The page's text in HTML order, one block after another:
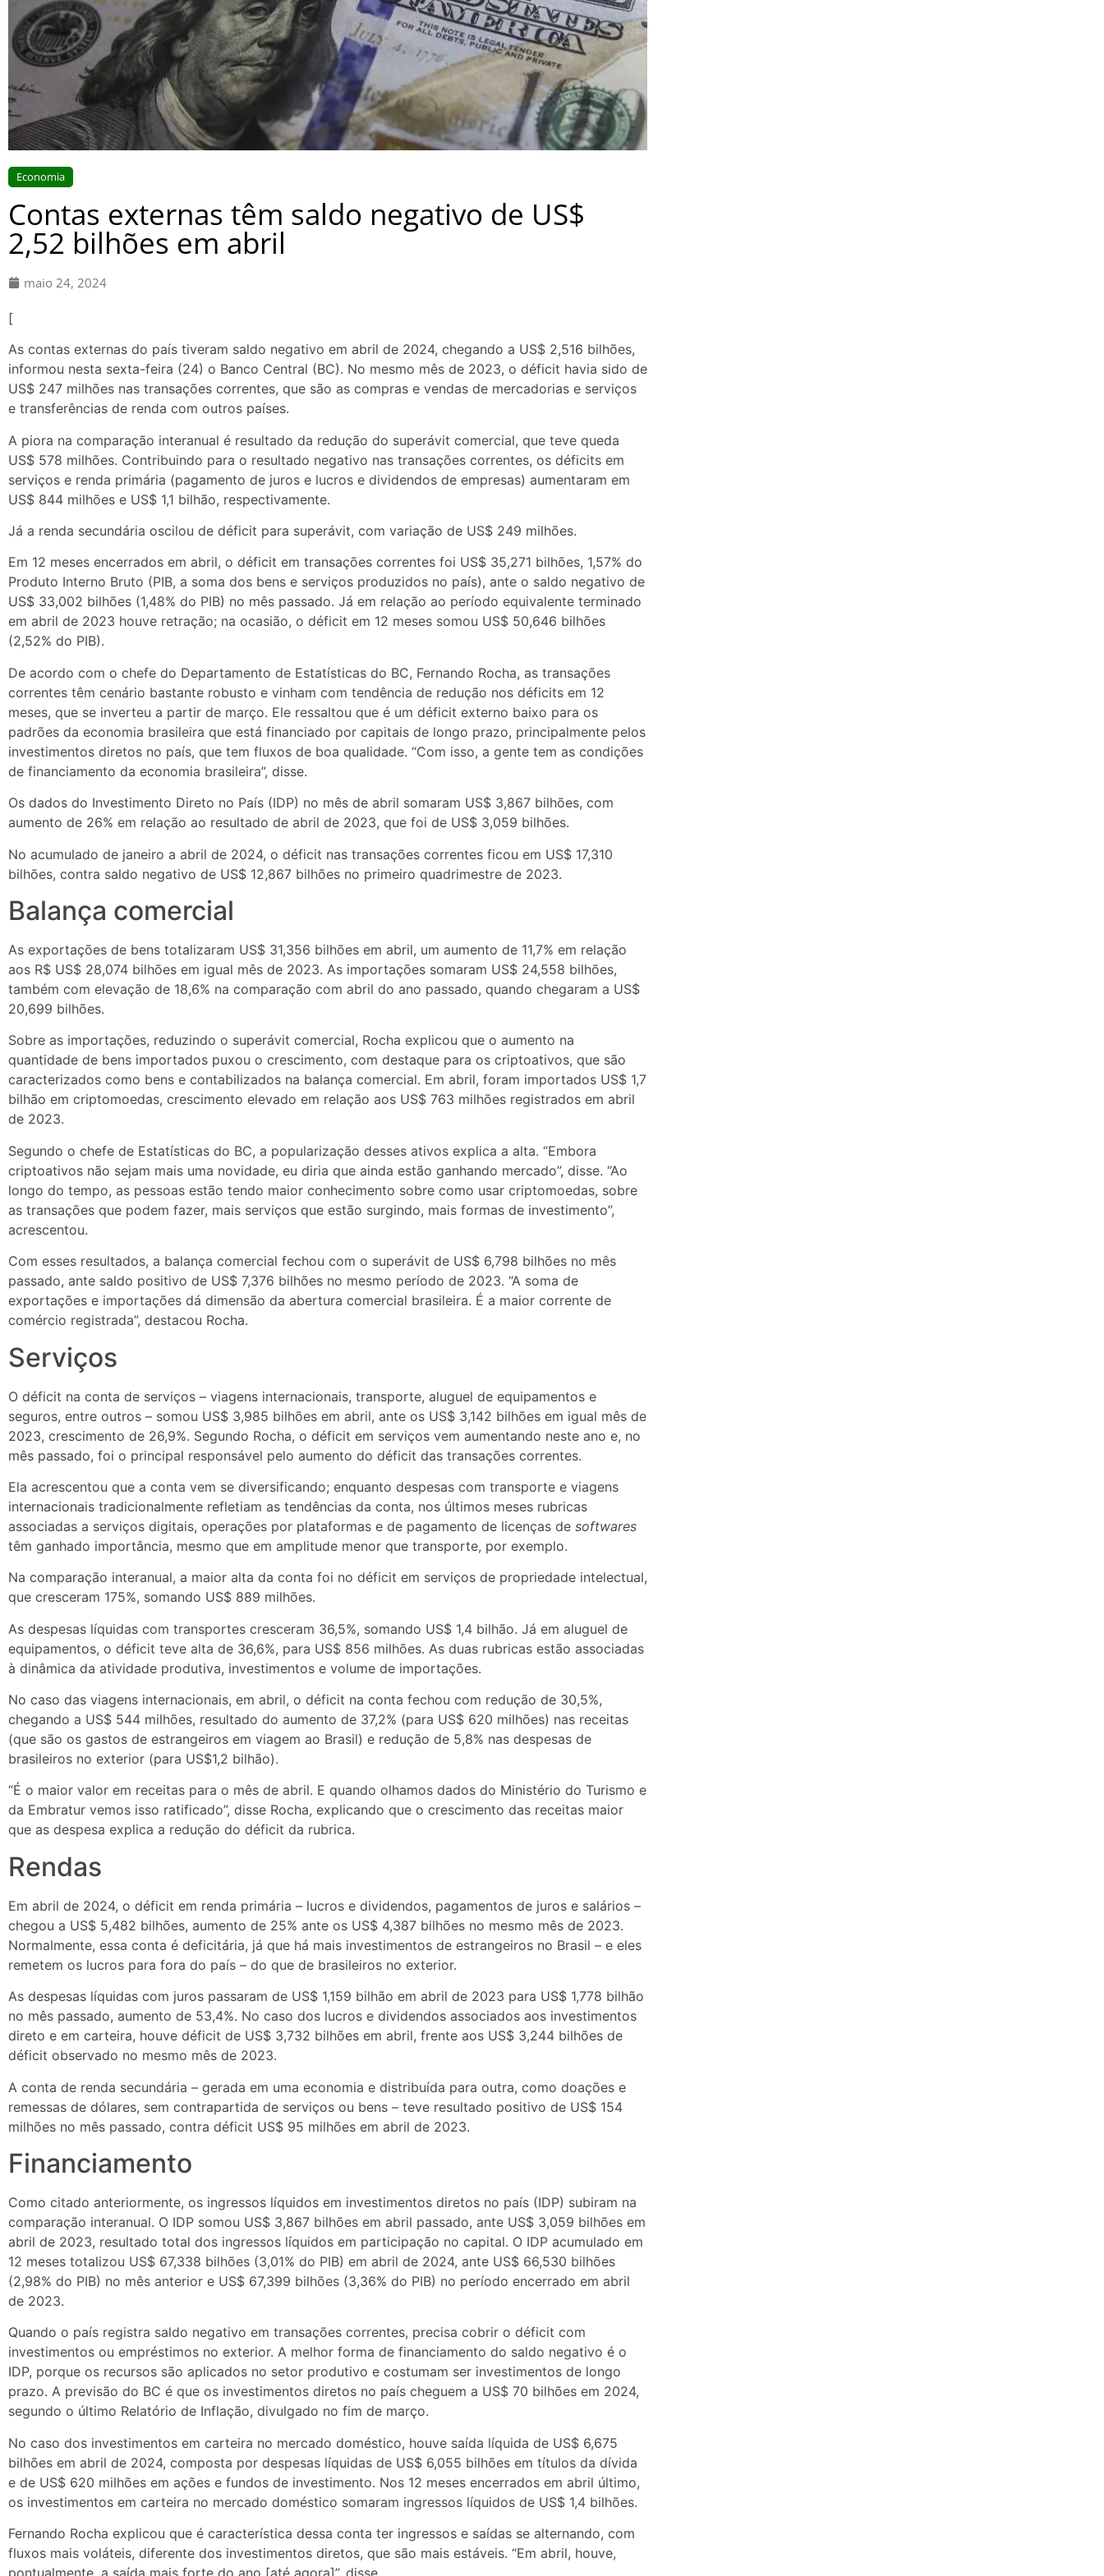
Economia
Contas externas têm saldo negativo de US$
2,52 bilhões em abril
maio 24, 2024
[
As contas externas do país tiveram saldo negativo em abril de 2024, chegando a US$ 2,516 bilhões,
informou nesta sexta-feira (24) o Banco Central (BC). No mesmo mês de 2023, o déficit havia sido de
US$ 247 milhões nas transações correntes, que são as compras e vendas de mercadorias e serviços
e transferências de renda com outros países.
A piora na comparação interanual é resultado da redução do superávit comercial, que teve queda
US$ 578 milhões. Contribuindo para o resultado negativo nas transações correntes, os déficits em
serviços e renda primária (pagamento de juros e lucros e dividendos de empresas) aumentaram em
US$ 844 milhões e US$ 1,1 bilhão, respectivamente.
Já a renda secundária oscilou de déficit para superávit, com variação de US$ 249 milhões.
Em 12 meses encerrados em abril, o déficit em transações correntes foi US$ 35,271 bilhões, 1,57% do
Produto Interno Bruto (PIB, a soma dos bens e serviços produzidos no país), ante o saldo negativo de
US$ 33,002 bilhões (1,48% do PIB) no mês passado. Já em relação ao período equivalente terminado
em abril de 2023 houve retração; na ocasião, o déficit em 12 meses somou US$ 50,646 bilhões
(2,52% do PIB).
De acordo com o chefe do Departamento de Estatísticas do BC, Fernando Rocha, as transações
correntes têm cenário bastante robusto e vinham com tendência de redução nos déficits em 12
meses, que se inverteu a partir de março. Ele ressaltou que é um déficit externo baixo para os
padrões da economia brasileira que está financiado por capitais de longo prazo, principalmente pelos
investimentos diretos no país, que tem fluxos de boa qualidade. “Com isso, a gente tem as condições
de financiamento da economia brasileira”, disse.
Os dados do Investimento Direto no País (IDP) no mês de abril somaram US$ 3,867 bilhões, com
aumento de 26% em relação ao resultado de abril de 2023, que foi de US$ 3,059 bilhões.
No acumulado de janeiro a abril de 2024, o déficit nas transações correntes ficou em US$ 17,310
bilhões, contra saldo negativo de US$ 12,867 bilhões no primeiro quadrimestre de 2023.
Balança comercial
As exportações de bens totalizaram US$ 31,356 bilhões em abril, um aumento de 11,7% em relação
aos R$ US$ 28,074 bilhões em igual mês de 2023. As importações somaram US$ 24,558 bilhões,
também com elevação de 18,6% na comparação com abril do ano passado, quando chegaram a US$
20,699 bilhões.
Sobre as importações, reduzindo o superávit comercial, Rocha explicou que o aumento na
quantidade de bens importados puxou o crescimento, com destaque para os criptoativos, que são
caracterizados como bens e contabilizados na balança comercial. Em abril, foram importados US$ 1,7
bilhão em criptomoedas, crescimento elevado em relação aos US$ 763 milhões registrados em abril
de 2023.
Segundo o chefe de Estatísticas do BC, a popularização desses ativos explica a alta. “Embora
criptoativos não sejam mais uma novidade, eu diria que ainda estão ganhando mercado”, disse. “Ao
longo do tempo, as pessoas estão tendo maior conhecimento sobre como usar criptomoedas, sobre
as transações que podem fazer, mais serviços que estão surgindo, mais formas de investimento”,
acrescentou.
Com esses resultados, a balança comercial fechou com o superávit de US$ 6,798 bilhões no mês
passado, ante saldo positivo de US$ 7,376 bilhões no mesmo período de 2023. “A soma de
exportações e importações dá dimensão da abertura comercial brasileira. É a maior corrente de
comércio registrada”, destacou Rocha.
Serviços
O déficit na conta de serviços – viagens internacionais, transporte, aluguel de equipamentos e
seguros, entre outros – somou US$ 3,985 bilhões em abril, ante os US$ 3,142 bilhões em igual mês de
2023, crescimento de 26,9%. Segundo Rocha, o déficit em serviços vem aumentando neste ano e, no
mês passado, foi o principal responsável pelo aumento do déficit das transações correntes.
Ela acrescentou que a conta vem se diversificando; enquanto despesas com transporte e viagens
internacionais tradicionalmente refletiam as tendências da conta, nos últimos meses rubricas
associadas a serviços digitais, operações por plataformas e de pagamento de licenças de softwares
têm ganhado importância, mesmo que em amplitude menor que transporte, por exemplo.
Na comparação interanual, a maior alta da conta foi no déficit em serviços de propriedade intelectual,
que cresceram 175%, somando US$ 889 milhões.
As despesas líquidas com transportes cresceram 36,5%, somando US$ 1,4 bilhão. Já em aluguel de
equipamentos, o déficit teve alta de 36,6%, para US$ 856 milhões. As duas rubricas estão associadas
à dinâmica da atividade produtiva, investimentos e volume de importações.
No caso das viagens internacionais, em abril, o déficit na conta fechou com redução de 30,5%,
chegando a US$ 544 milhões, resultado do aumento de 37,2% (para US$ 620 milhões) nas receitas
(que são os gastos de estrangeiros em viagem ao Brasil) e redução de 5,8% nas despesas de
brasileiros no exterior (para US$1,2 bilhão).
“É o maior valor em receitas para o mês de abril. E quando olhamos dados do Ministério do Turismo e
da Embratur vemos isso ratificado”, disse Rocha, explicando que o crescimento das receitas maior
que as despesa explica a redução do déficit da rubrica.
Rendas
Em abril de 2024, o déficit em renda primária – lucros e dividendos, pagamentos de juros e salários –
chegou a US$ 5,482 bilhões, aumento de 25% ante os US$ 4,387 bilhões no mesmo mês de 2023.
Normalmente, essa conta é deficitária, já que há mais investimentos de estrangeiros no Brasil – e eles
remetem os lucros para fora do país – do que de brasileiros no exterior.
As despesas líquidas com juros passaram de US$ 1,159 bilhão em abril de 2023 para US$ 1,778 bilhão
no mês passado, aumento de 53,4%. No caso dos lucros e dividendos associados aos investimentos
direto e em carteira, houve déficit de US$ 3,732 bilhões em abril, frente aos US$ 3,244 bilhões de
déficit observado no mesmo mês de 2023.
A conta de renda secundária – gerada em uma economia e distribuída para outra, como doações e
remessas de dólares, sem contrapartida de serviços ou bens – teve resultado positivo de US$ 154
milhões no mês passado, contra déficit US$ 95 milhões em abril de 2023.
Financiamento
Como citado anteriormente, os ingressos líquidos em investimentos diretos no país (IDP) subiram na
comparação interanual. O IDP somou US$ 3,867 bilhões em abril passado, ante US$ 3,059 bilhões em
abril de 2023, resultado total dos ingressos líquidos em participação no capital. O IDP acumulado em
12 meses totalizou US$ 67,338 bilhões (3,01% do PIB) em abril de 2024, ante US$ 66,530 bilhões
(2,98% do PIB) no mês anterior e US$ 67,399 bilhões (3,36% do PIB) no período encerrado em abril
de 2023.
Quando o país registra saldo negativo em transações correntes, precisa cobrir o déficit com
investimentos ou empréstimos no exterior. A melhor forma de financiamento do saldo negativo é o
IDP, porque os recursos são aplicados no setor produtivo e costumam ser investimentos de longo
prazo. A previsão do BC é que os investimentos diretos no país cheguem a US$ 70 bilhões em 2024,
segundo o último Relatório de Inflação, divulgado no fim de março.
No caso dos investimentos em carteira no mercado doméstico, houve saída líquida de US$ 6,675
bilhões em abril de 2024, composta por despesas líquidas de US$ 6,055 bilhões em títulos da dívida
e de US$ 620 milhões em ações e fundos de investimento. Nos 12 meses encerrados em abril último,
os investimentos em carteira no mercado doméstico somaram ingressos líquidos de US$ 1,4 bilhões.
Fernando Rocha explicou que é característica dessa conta ter ingressos e saídas se alternando, com
fluxos mais voláteis, diferente dos investimentos diretos, que são mais estáveis. “Em abril, houve,